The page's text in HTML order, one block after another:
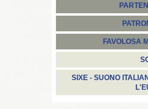
FAVOLOSA
SIXE - SUONO